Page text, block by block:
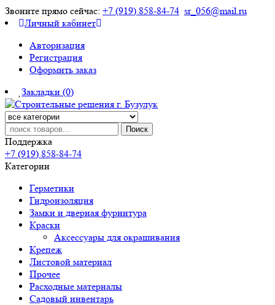
Звоните прямо сейчас: +7 (919) 858-84-74 sr_056@mail.ru
Личный кабинет
Авторизация
Регистрация
Оформить заказ
Закладки (0)
Поиск
Поддержка
+7 (919) 858-84-74
Категории
Герметики
Гидроизоляция
Замки и дверная фурнитура
Краски
Аксессуары для окрашивания
Крепеж
Листовой материал
Прочее
Расходные материалы
Садовый инвентарь